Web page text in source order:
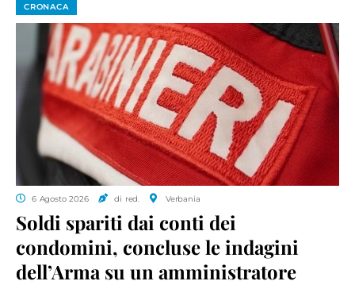
CRONACA
6 Agosto 2026 di red. Verbania
Soldi spariti dai conti dei
condomini, concluse le indagini
dell’Arma su un amministratore